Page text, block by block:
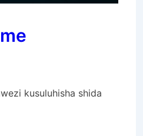
kusuluhisha shida